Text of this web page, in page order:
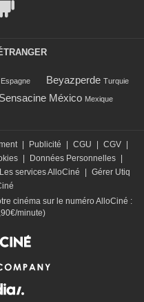
Espagne Beyazperde Turquie
Sensacine México Mexique
Publicité CGU CGV
Données Personnelles
Les services AlloCiné
Gérer Utiq
cinéma sur le numéro AlloCiné :
minute)